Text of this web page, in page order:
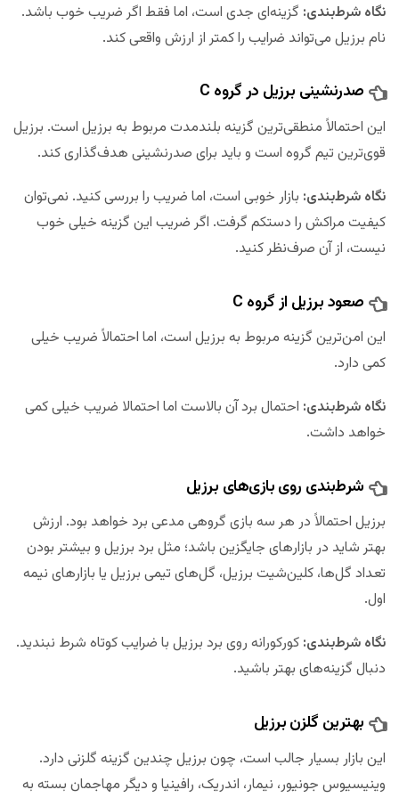
نگاه شرط‌بندی: گزینه‌ای جدی است، اما فقط اگر ضریب خوب باشد.
نام برزیل می‌تواند ضرایب را کمتر از ارزش واقعی کند.
صدرنشینی برزیل در گروه C
این احتمالاً منطقی‌ترین گزینه بلندمدت مربوط به برزیل است. برزیل
قوی‌ترین تیم گروه است و باید برای صدرنشینی هدف‌گذاری کند.
نگاه شرط‌بندی: بازار خوبی است، اما ضریب را بررسی کنید. نمی‌توان
کیفیت مراکش را دستکم گرفت. اگر ضریب این گزینه خیلی خوب
نیست، از آن صرف‌نظر کنید.
صعود برزیل از گروه C
این امن‌ترین گزینه مربوط به برزیل است، اما احتمالاً ضریب خیلی
کمی دارد.
نگاه شرط‌بندی: احتمال برد آن بالاست اما احتمالا ضریب خیلی کمی
خواهد داشت.
شرط‌بندی روی بازی‌های برزیل
برزیل احتمالاً در هر سه بازی گروهی مدعی برد خواهد بود. ارزش
بهتر شاید در بازارهای جایگزین باشد؛ مثل برد برزیل و بیشتر بودن
تعداد گل‌ها، کلین‌شیت برزیل، گل‌های تیمی برزیل یا بازارهای نیمه
اول.
نگاه شرط‌بندی: کورکورانه روی برد برزیل با ضرایب کوتاه شرط نبندید.
دنبال گزینه‌های بهتر باشید.
بهترین گلزن برزیل
این بازار بسیار جالب است، چون برزیل چندین گزینه گلزنی دارد.
وینیسیوس جونیور، نیمار، اندریک، رافینیا و دیگر مهاجمان بسته به